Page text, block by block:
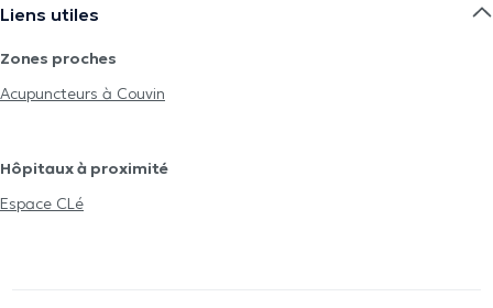
Liens utiles
Zones proches
Acupuncteurs à Couvin
Hôpitaux à proximité
Espace CLé